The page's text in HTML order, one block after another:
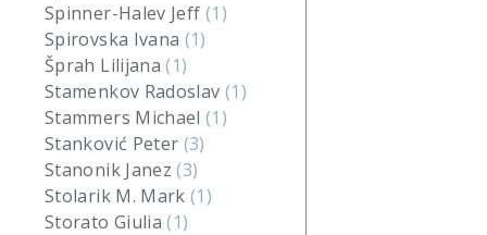
Spinner-Halev Jeff (1)
Spirovska Ivana (1)
Šprah Lilijana(1)
Stamenkov Radoslav (1)
Stammers Michael(1)
Stanković Peter (3)
Stanonik Janez(3)
Stolarik M. Mark(1)
Storato Giulia(1)